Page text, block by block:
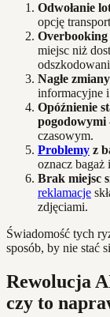
Odwołanie
opcję
Overbooking
miejsc niż
Nagłe
informacyjne
Opóźnienie
pogodowymi
czasowym.
Problemy z
oznacz bagaż
Brak miejsc
reklamacje
zdjęciami.
Świadomość tych
sposób, by nie stać
Rewolucja
czy to